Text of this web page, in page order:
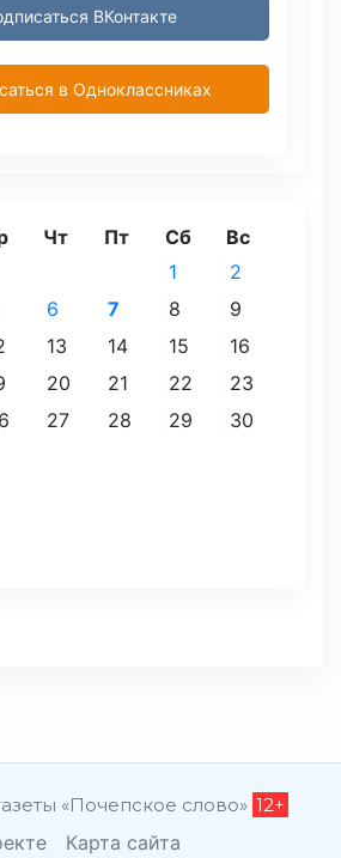
ВКонтакте
в Одноклассниках
Чт Пт Сб Вс
1
2
6 7 8
9
13 14 15
16
20 21 22
23
27 28 29
30
«Почепское слово» 12+
Карта сайта